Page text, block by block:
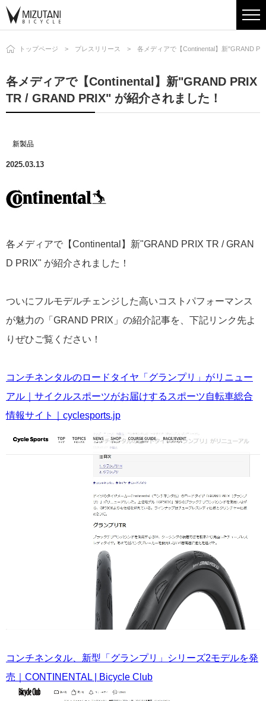
トップページ プレスリリース 各メディアで【Continental】新"GRAND
各メディアで【Continental】新"GRAND PRIX
TR / GRAND PRIX" が紹介されました！
新製品
2025.03.13
各メディアで【Continental】新"GRAND PRIX TR / GRAN
D PRIX" が紹介されました！
ついにフルモデルチェンジした高いコストパフォーマンス
が魅力の「GRAND PRIX」の紹介記事を、下記リンク先よ
りぜひご覧ください！
コンチネンタルのロードタイヤ「グランプリ」がリニュー
アル｜サイクルスポーツがお届けするスポーツ自転車総合
情報サイト｜cyclesports.jp
コンチネンタル、新型「グランプリ」シリーズ2モデルを発
売｜CONTINENTAL | Bicycle Club